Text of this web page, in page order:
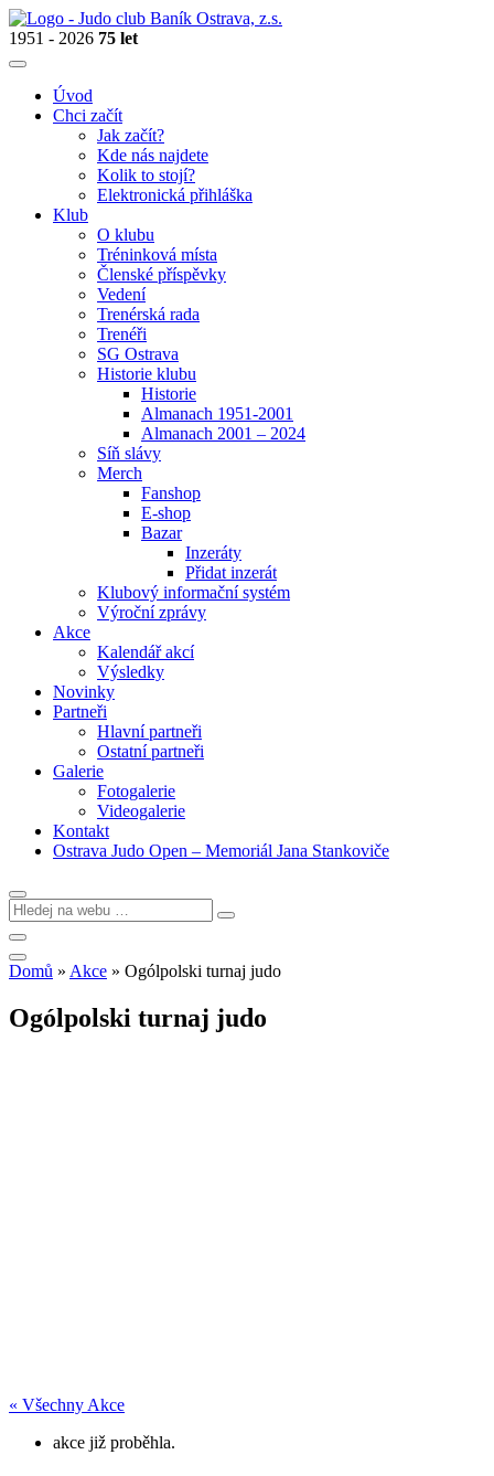
1951 - 2026 75 let
Úvod
Chci začít
Jak začít?
Kde nás najdete
Kolik to stojí?
Elektronická přihláška
Klub
O klubu
Tréninková místa
Členské příspěvky
Vedení
Trenérská rada
Trenéři
SG Ostrava
Historie klubu
Historie
Almanach 1951-2001
Almanach 2001 – 2024
Síň slávy
Merch
Fanshop
E-shop
Bazar
Inzeráty
Přidat inzerát
Klubový informační systém
Výroční zprávy
Akce
Kalendář akcí
Výsledky
Novinky
Partneři
Hlavní partneři
Ostatní partneři
Galerie
Fotogalerie
Videogalerie
Kontakt
Ostrava Judo Open – Memoriál Jana Stankoviče
Domů » Akce » Ogólpolski turnaj judo
Ogólpolski turnaj judo
« Všechny Akce
akce již proběhla.